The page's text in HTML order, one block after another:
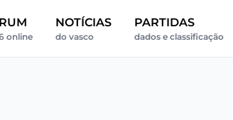
online
NOTÍCIAS
do vasco
PARTIDAS
dados e classificação